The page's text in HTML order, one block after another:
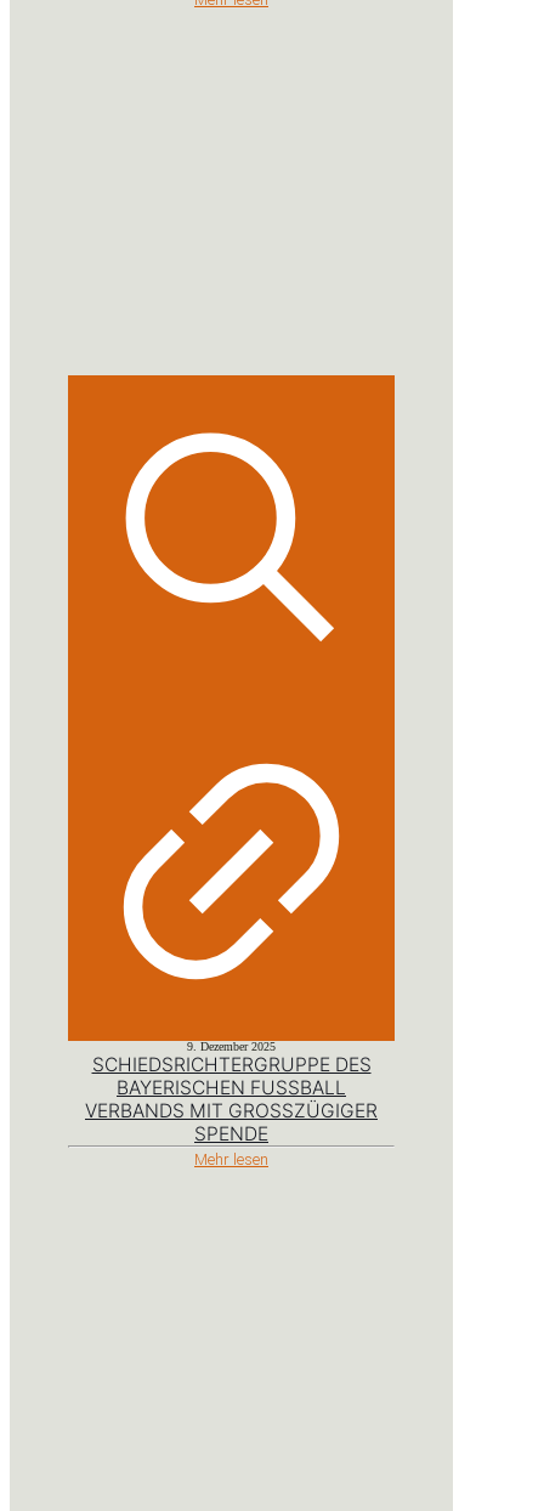
9. Dezember 2025
SCHIEDSRICHTERGRUPPE DES
BAYERISCHEN FUSSBALL V
ERBANDS MIT GROSSZÜGIGER SP
ENDE
Mehr lesen